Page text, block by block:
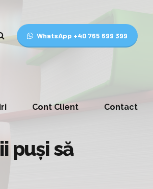
WhatsApp +40 765 699 399
Cont Client Contact
puși să